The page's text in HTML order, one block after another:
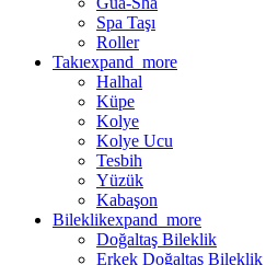
Spa Taşı
Roller
Takıexpand_more
Halhal
Küpe
Kolye
Kolye Ucu
Tesbih
Yüzük
Kabaşon
Bileklikexpand_more
Doğaltaş Bileklik
Erkek Doğaltaş Bileklik